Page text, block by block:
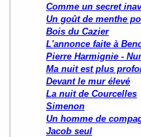
Comme un secret
Un goût de menthe
Bois du Cazier
L'annonce faite à
Pierre Harmignie -
Ma nuit est plus
Devant le mur élevé
La nuit de Courcelles
Simenon
Un homme de
Jacob seul